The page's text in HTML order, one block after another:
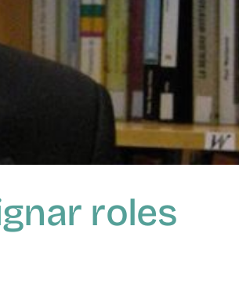
roles